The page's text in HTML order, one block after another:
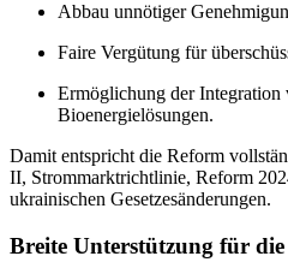
Abbau unnötiger
Faire Vergütung für
Ermöglichung der Integration
Bioenergielösungen.
Damit entspricht die Reform
II, Strommarktrichtlinie, Reform
ukrainischen Gesetzesänderungen.
Breite Unterstützung für